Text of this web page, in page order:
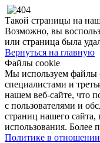
Такой страницы на
Возможно, вы
или страница была
Вернуться на главную
Файлы cookie
Мы используем файлы
специалистами и
нашем веб-сайте, что
с пользователями и
страниц нашего
использования. Более
Политике в